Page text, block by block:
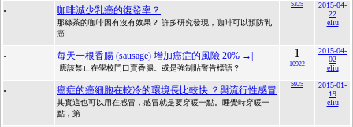
. 咖啡減少乳癌的復發率？
那綠茶的咖啡因有沒有效果？ 許多研究發現，咖啡可以預防乳
癌
5325
2015-04-
22
eliu
. 每天一根香腸 (sausage) 增加癌症的風險 20% →|
應該禁止在學校門口賣香腸。或是強制貼警告標語？
1
10922
2015-04-
02
eliu
. 癌症的癌細胞在較冷的環境長比較快 ？與流行性感冒
其實這也可以用在感冒，感冒就是要穿暖一點。睡覺時穿暖一
點，第
5925
2015-01-
19
eliu